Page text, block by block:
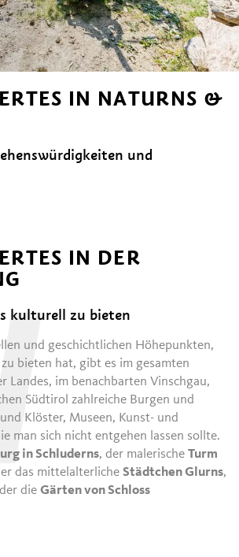
IN NATURNS &
und
IN DER
kulturell zu bieten
und geschichtlichen Höhepunkten,
bieten hat, gibt es im gesamten
Landes, im benachbarten Vinschgau,
Südtirol zahlreiche Burgen und
Klöster, Museen, Kunst- und
man sich nicht entgehen lassen sollte.
in Schluderns, der malerischeTurm
das mittelalterlicheStädtchen Glurns,
dieGärten von Schloss